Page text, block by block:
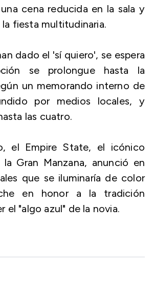
cena reducida en la sala y
fiesta multitudinaria.
dado el 'sí quiero', se espera
se prolongue hasta la
un memorando interno de
por medios locales, y
las cuatro.
el Empire State, el icónico
la Gran Manzana, anunció en
que se iluminaría de color
en honor a la tradición
el "algo azul" de la novia.